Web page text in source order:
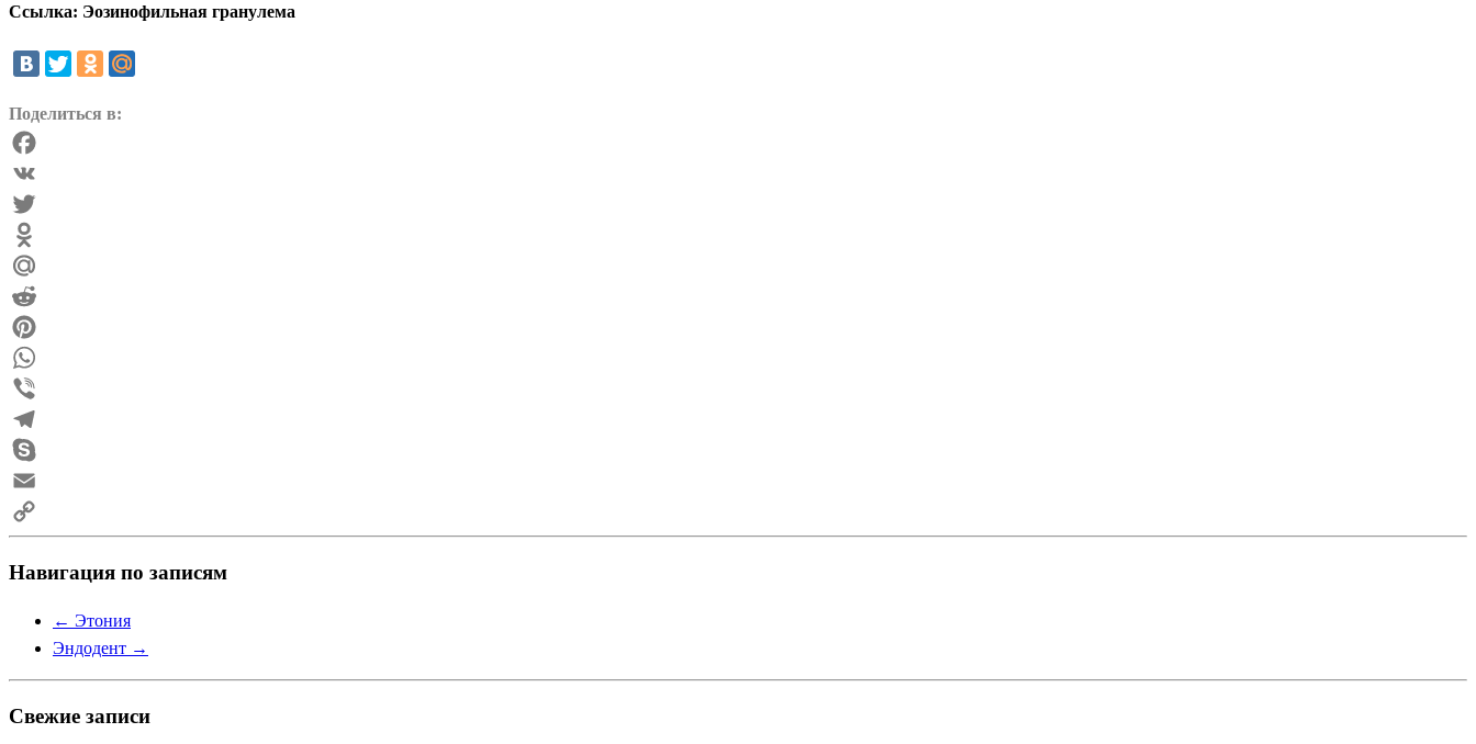
Ссылка: Эозинофильная гранулема
Поделиться в:
Facebook
VK
Twitter
Odnoklassniki
Mail.Ru
Reddit
Pinterest
WhatsApp
Viber
Telegram
Skype
Email
Copy
Link
Навигация по записям
← Этония
Эндодент →
Свежие записи